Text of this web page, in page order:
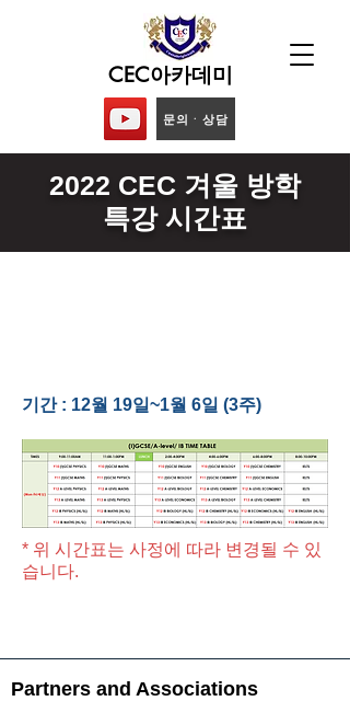
CEC아카데미
문의ᆞ상담
2022 CEC 겨울 방학
특강 시간표
​기간 : 12월 19일~1월 6일 (3주)
* 위 시간표는 사정에 따라 변경될 수 있
습니다.
Partners and Associations